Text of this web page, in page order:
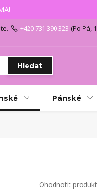
Hledat
+420 731 390 323 (Po-Pá,
Pánské
Ohodnotit produkt